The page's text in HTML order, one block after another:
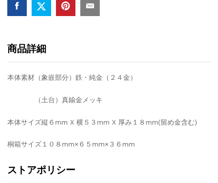
商品詳細
本体素材（象嵌部分）鉄・純金（２４金）
（土台）真鍮金メッキ
本体サイズ縦６mm X 横５３mm X 厚み１８mm(留め金含む)
桐箱サイズ１０８mm×６５mm×３６mm
ストアポリシー